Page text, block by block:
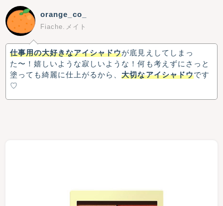
orange_co_
Fiache.メイト
仕事用の大好きなアイシャドウが底見えしてしまっ
た〜！嬉しいような寂しいような！何も考えずにさっと
塗っても綺麗に仕上がるから、大切なアイシャドウです
♡